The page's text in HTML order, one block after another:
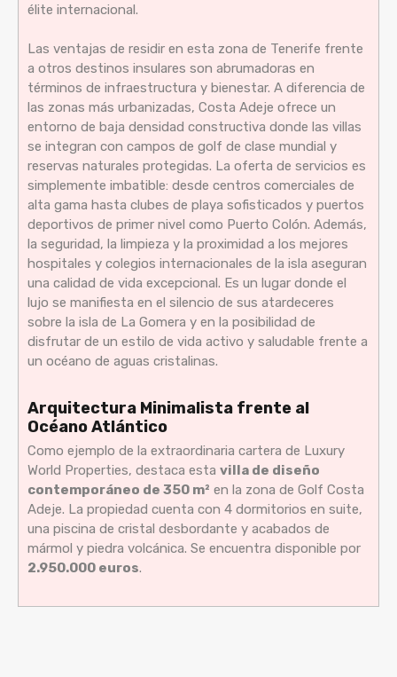
élite internacional.
Las ventajas de residir en esta zona de Tenerife frente
a otros destinos insulares son abrumadoras en
términos de infraestructura y bienestar. A diferencia de
las zonas más urbanizadas, Costa Adeje ofrece un
entorno de baja densidad constructiva donde las villas
se integran con campos de golf de clase mundial y
reservas naturales protegidas. La oferta de servicios es
simplemente imbatible: desde centros comerciales de
alta gama hasta clubes de playa sofisticados y puertos
deportivos de primer nivel como Puerto Colón. Además,
la seguridad, la limpieza y la proximidad a los mejores
hospitales y colegios internacionales de la isla aseguran
una calidad de vida excepcional. Es un lugar donde el
lujo se manifiesta en el silencio de sus atardeceres
sobre la isla de La Gomera y en la posibilidad de
disfrutar de un estilo de vida activo y saludable frente a
un océano de aguas cristalinas.
Arquitectura Minimalista frente al
Océano Atlántico
Como ejemplo de la extraordinaria cartera de Luxury
World Properties, destaca esta villa de diseño
contemporáneo de 350 m² en la zona de Golf Costa
Adeje. La propiedad cuenta con 4 dormitorios en suite,
una piscina de cristal desbordante y acabados de
mármol y piedra volcánica. Se encuentra disponible por
2.950.000 euros.